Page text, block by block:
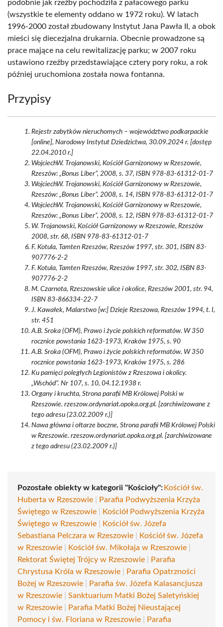
podobnie jak rzeźby pochodziła z pałacowego parku
(wszystkie te elementy oddano w 1972 roku). W latach
1996-2000 został zbudowany Instytut Jana Pawła II, a obok
mieści się diecezjalna drukarnia. Obecnie prowadzone są
prace mające na celu rewitalizację parku; w 2007 roku
ustawiono rzeźby przedstawiające cztery pory roku, a rok
później uruchomiona została nowa fontanna.
Przypisy
Rejestr zabytków nieruchomych – województwo podkarpackie
[online], Narodowy Instytut Dziedzictwa, 30.09.2024 r. [dostęp
22.04.2010 r.]
WojciechW. Trojanowski, Kościół Garnizonowy w Rzeszowie,
Rzeszów: „Bonus Liber”, 2008, s. 37, ISBN 978-83-61312-01-7
WojciechW. Trojanowski, Kościół Garnizonowy w Rzeszowie,
Rzeszów: „Bonus Liber”, 2008, s. 14, ISBN 978-83-61312-01-7
WojciechW. Trojanowski, Kościół Garnizonowy w Rzeszowie,
Rzeszów: „Bonus Liber”, 2008, s. 12, ISBN 978-83-61312-01-7
W. Trojanowski, Kościół Garnizonowy w Rzeszowie, Rzeszów
2008, str. 68, ISBN 978-83-61312-01-7
F. Kotula, Tamten Rzeszów, Rzeszów 1997, str. 301, ISBN 83-
907776-2-2
F. Kotula, Tamten Rzeszów, Rzeszów 1997, str. 302, ISBN 83-
907776-2-2
M. Czarnota, Rzeszowskie ulice i okolice, Rzeszów 2001, str. 94,
ISBN 83-866334-22-7
J. Kawałek, Malarstwo [w:] Dzieje Rzeszowa, Rzeszów 1994, t. I,
str. 451
A.B. Sroka (OFM), Prawo i życie polskich reformatów. W 350
rocznice powstania 1623-1973, Kraków 1975, s. 90
A.B. Sroka (OFM), Prawo i życie polskich reformatów. W 350
rocznice powstania 1623-1973, Kraków 1975, s. 286
Ku pamięci poległych Legionistów z Rzeszowa i okolicy.
„Wschód”. Nr 107, s. 10, 04.12.1938 r.
Organy i kruchta, Strona parafii MB Królowej Polski w
Rzeszowie. rzeszow.ordynariat.opoka.org.pl. [zarchiwizowane z
tego adresu (23.02.2009 r.)]
Nawa główna i ołtarze boczne, Strona parafii MB Królowej Polski
w Rzeszowie. rzeszow.ordynariat.opoka.org.pl. [zarchiwizowane
z tego adresu (23.02.2009 r.)]
Pozostałe obiekty w kategorii "Kościoły": Kościół św.
Huberta w Rzeszowie
Parafia Podwyższenia Krzyża
Świętego w Rzeszowie
Kościół Podwyższenia Krzyża
Świętego w Rzeszowie
Kościół św. Józefa
Sebastiana Pelczara w Rzeszowie
Kościół św. Józefa
w Rzeszowie
Kościół św. Mikołaja w Rzeszowie
Rektorat Świętej Trójcy w Rzeszowie
Parafia
Chrystusa Króla w Rzeszowie
Parafia Opatrzności
Bożej w Rzeszowie
Parafia św. Józefa Kalasancjusza
w Rzeszowie
Sanktuarium Matki Bożej Saletyńskiej
w Rzeszowie
Parafia Matki Bożej Nieustającej
Pomocy i św. Floriana w Rzeszowie
Parafia